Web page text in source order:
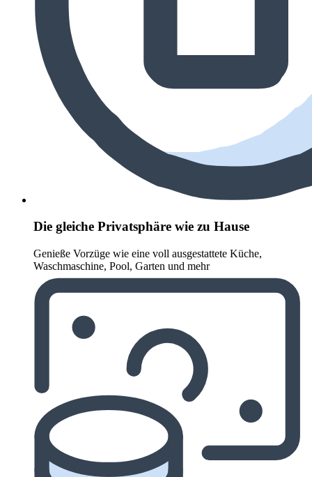
Die gleiche Privatsphäre wie zu Hause
Genieße Vorzüge wie eine voll ausgestattete Küche,
Waschmaschine, Pool, Garten und mehr